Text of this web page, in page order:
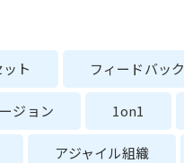
ト フィードバック
ジョン 1on1
アジャイル組織